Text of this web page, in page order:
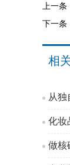
上一条
下一条
相
从独
化妆
做核